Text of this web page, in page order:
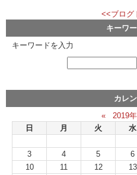
<<ブログ
キーワ
キーワードを入力
カレ
«
2019
日
月 火 水
3
4 5 6
10
11 12 13